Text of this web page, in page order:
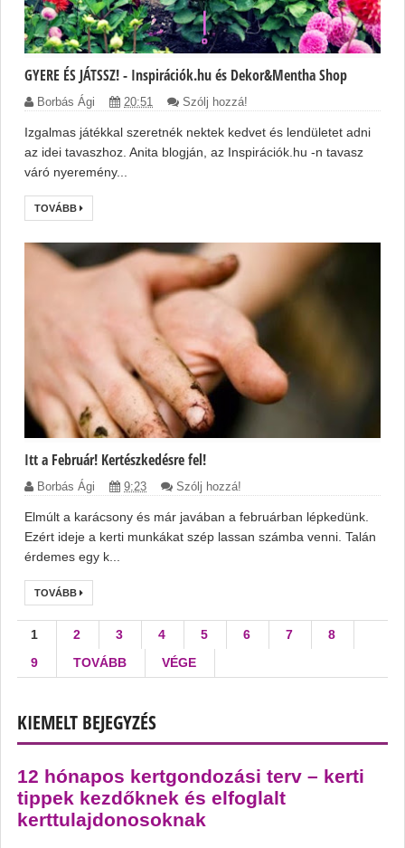
GYERE ÉS JÁTSSZ! - Inspirációk.hu és Dekor&Mentha Shop
Borbás Ági 20:51 Szólj hozzá!
Izgalmas játékkal szeretnék nektek kedvet és lendületet adni
az idei tavaszhoz. Anita blogján, az Inspirációk.hu -n tavasz
váró nyeremény...
TOVÁBB
Itt a Február! Kertészkedésre fel!
Borbás Ági 9:23 Szólj hozzá!
Elmúlt a karácsony és már javában a februárban lépkedünk.
Ezért ideje a kerti munkákat szép lassan számba venni. Talán
érdemes egy k...
TOVÁBB
1 2 3 4 5 6 7
8
9
TOVÁBB VÉGE
KIEMELT BEJEGYZÉS
12 hónapos kertgondozási terv – kerti
tippek kezdőknek és elfoglalt
kerttulajdonosoknak